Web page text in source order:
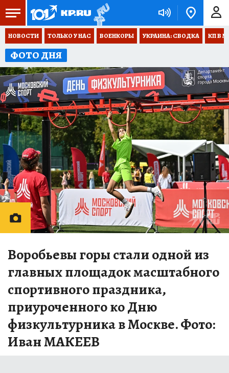
НОВОСТИ ТОЛЬКО У НАС ВОЕНКОРЫ УКРАИНА: СВОДКА КП В
ФОТО ДНЯ
Воробьевы горы стали одной из
главных площадок масштабного
спортивного праздника,
приуроченного ко Дню
физкультурника в Москве. Фото:
Иван МАКЕЕВ